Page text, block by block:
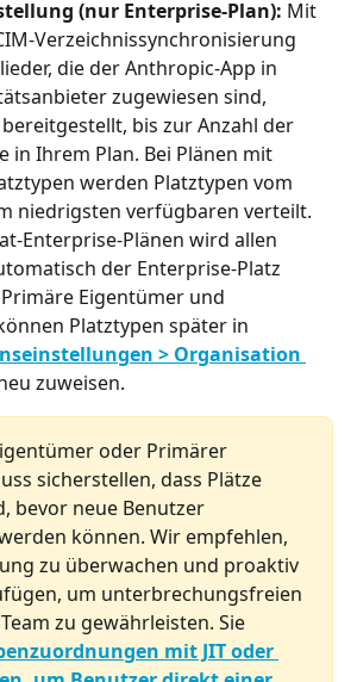
(nur Enterprise-Plan): Mit
Verzeichnissynchronisierung
die der Anthropic-App in
zugewiesen sind,
bis zur Anzahl der
in Ihrem Plan. Bei Plänen mit
werden Platztypen vom
niedrigsten verfügbaren verteilt.
Enterprise-Plänen wird allen
der Enterprise-Platz
Eigentümer und
Platztypen später in
> Organisation
zuweisen.
oder Primärer
sicherstellen, dass Plätze
bevor neue Benutzer
können. Wir empfehlen,
zu überwachen und proaktiv
um unterbrechungsfreien
zu gewährleisten. Sie
mit JIT oder